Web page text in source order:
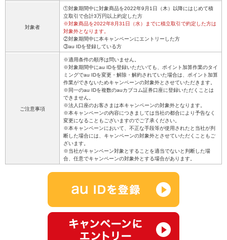
対象者
①対象期間中に対象商品を2022年9月1日（木）以降にはじめて積
立取引で合計3万円以上約定した方
※対象商品を2022年8月31日（水）までに積立取引で約定した方は
対象外となります。
②対象期間中に本キャンペーンにエントリーした方
③au IDを登録している方
ご注意事項
※適用条件の順序は問いません。
※対象期間中にau IDを登録いただいても、ポイント加算作業のタイ
ミングでau IDを変更・解除・解約されていた場合は、ポイント加算
作業ができないためキャンペーンの対象外とさせていただきます。
※同一のau IDを複数のauカブコム証券口座に登録いただくことは
できません。
※法人口座のお客さまは本キャンペーンの対象外となります。
※本キャンペーンの内容につきましては当社の都合により予告なく
変更になることもございますのでご了承ください。
※本キャンペーンにおいて、不正な手段等が使用されたと当社が判
断した場合には、キャンペーンの対象外とさせていただくこともご
ざいます。
※当社がキャンペーン対象とすることを適当でないと判断した場
合、任意でキャンペーンの対象外とする場合があります。